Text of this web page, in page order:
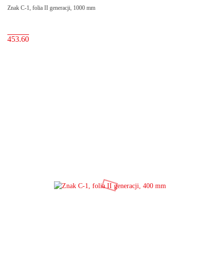
Znak C-1, folia II generacji, 1000 mm
453.60